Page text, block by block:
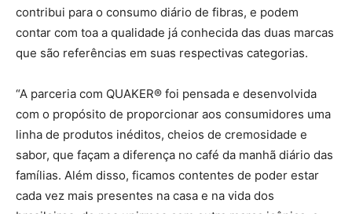
contribui para o consumo diário de fibras, e podem
contar com toa a qualidade já conhecida das duas marcas
que são referências em suas respectivas categorias.
“A parceria com QUAKER® foi pensada e desenvolvida
com o propósito de proporcionar aos consumidores uma
linha de produtos inéditos, cheios de cremosidade e
sabor, que façam a diferença no café da manhã diário das
famílias. Além disso, ficamos contentes de poder estar
cada vez mais presentes na casa e na vida dos